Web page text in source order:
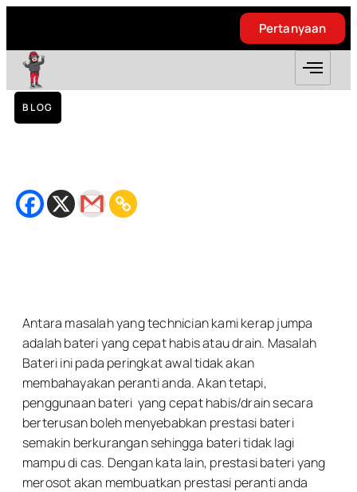
Pertanyaan
BLOG
Antara masalah yang technician kami kerap jumpa
adalah bateri yang cepat habis atau drain. Masalah
Bateri ini pada peringkat awal tidak akan
membahayakan peranti anda. Akan tetapi,
penggunaan bateri yang cepat habis/drain secara
berterusan boleh menyebabkan prestasi bateri
semakin berkurangan sehingga bateri tidak lagi
mampu di cas. Dengan kata lain, prestasi bateri yang
merosot akan membuatkan prestasi peranti anda